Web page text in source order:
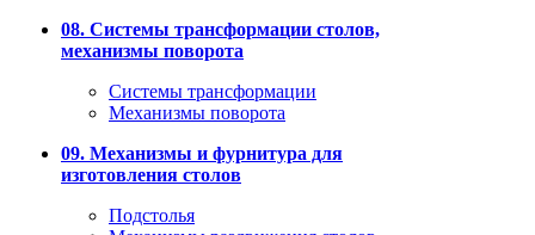
08. Системы трансформации столов,
механизмы поворота
Системы трансформации
Механизмы поворота
09. Механизмы и фурнитура для
изготовления столов
Подстолья